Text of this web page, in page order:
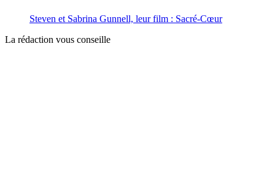
Steven et Sabrina Gunnell, leur film : Sacré-Cœur
La rédaction vous conseille